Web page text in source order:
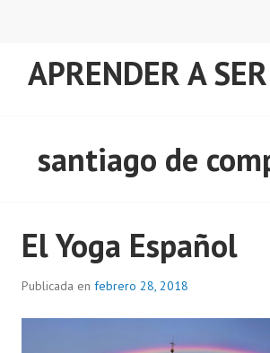
APRENDER A
santiago de
El Yoga Español
Publicada en febrero 28, 2018